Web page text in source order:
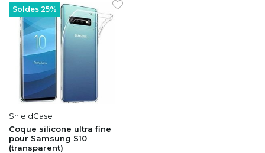
Soldes 25%
ShieldCase
Coque silicone ultra fine
pour Samsung S10
(transparent)